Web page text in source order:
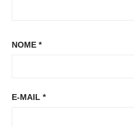
NOME *
E-MAIL *